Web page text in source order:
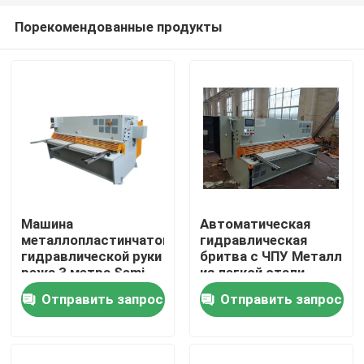
Главная страница
Продукция
Порекомендованные продукты
Машина
металлопластинчатой
гидравлической руки
режа 3 метра Semi
автоматического
Отправить запрос
Автоматическая
гидравлическая
бритва с ЧПУ Металл
из легкой стали
Отправить запрос